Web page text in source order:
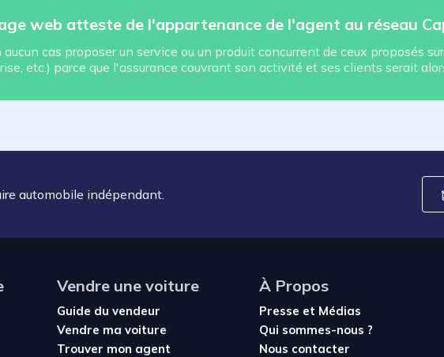
web atteste de l'appartenance de l'agent au réseau
cas proposer un service ou un produit concurrent de ceux proposés
etc.) parce que l'assurance couvrant son activité et ses clients serait
automobile indépendant.
Vendre une voiture
Guide du vendeur
Vendre ma voiture
Trouver mon agent
À Propos
Presse et Médias
Qui sommes-nous ?
Nous contacter